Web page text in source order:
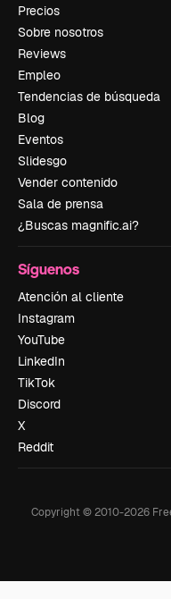
Precios
Sobre nosotros
Reviews
Empleo
Tendencias de búsqueda
Blog
Eventos
Slidesgo
Vender contenido
Sala de prensa
¿Buscas magnific.ai?
Síguenos
Atención al cliente
Instagram
YouTube
LinkedIn
TikTok
Discord
X
Reddit
Copyright © 2010-2026